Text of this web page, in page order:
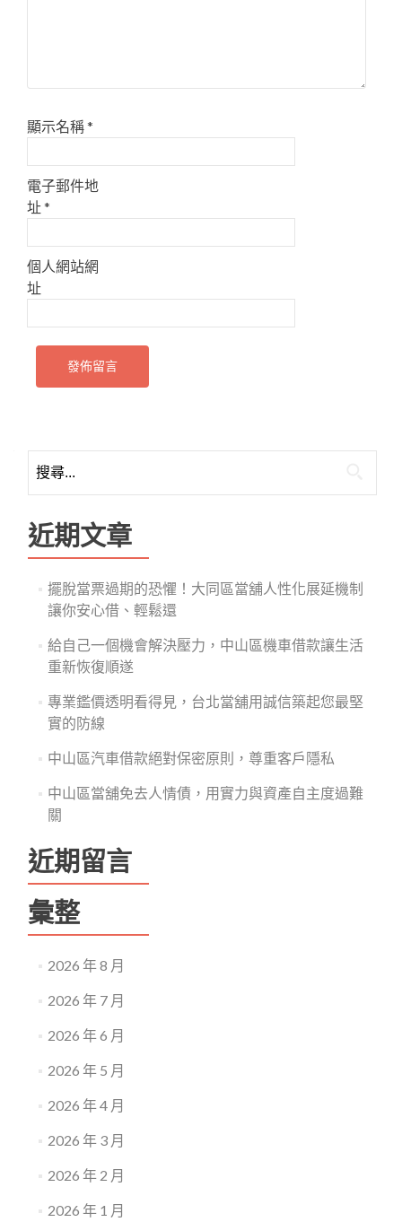
顯示名稱*
電子郵件地
址*
個人網站網
址
尋
鍵
字:
近期文章
擺脫當票過期的恐懼！大同區當舖人性化展延機制
讓你安心借、輕鬆還
給自己一個機會解決壓力，中山區機車借款讓生活
重新恢復順遂
專業鑑價透明看得見，台北當舖用誠信築起您最堅
實的防線
中山區汽車借款絕對保密原則，尊重客戶隱私
中山區當舖免去人情債，用實力與資產自主度過難
關
近期留言
彙整
2026 年 8 月
2026 年 7 月
2026 年 6 月
2026 年 5 月
2026 年 4 月
2026 年 3 月
2026 年 2 月
2026 年 1 月